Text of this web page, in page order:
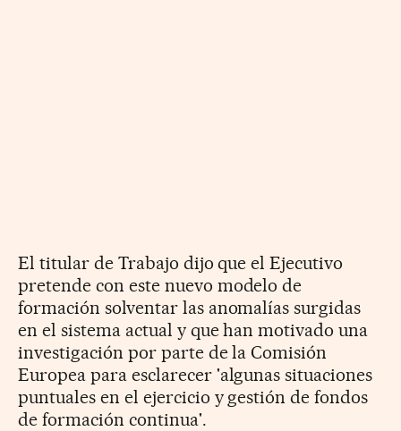
El titular de Trabajo dijo que el Ejecutivo
pretende con este nuevo modelo de
formación solventar las anomalías surgidas
en el sistema actual y que han motivado una
investigación por parte de la Comisión
Europea para esclarecer 'algunas situaciones
puntuales en el ejercicio y gestión de fondos
de formación continua'.